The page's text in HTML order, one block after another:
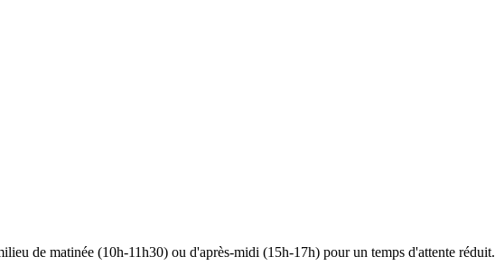
de matinée (10h-11h30) ou d'après-midi (15h-17h) pour un temps d'attente réduit.